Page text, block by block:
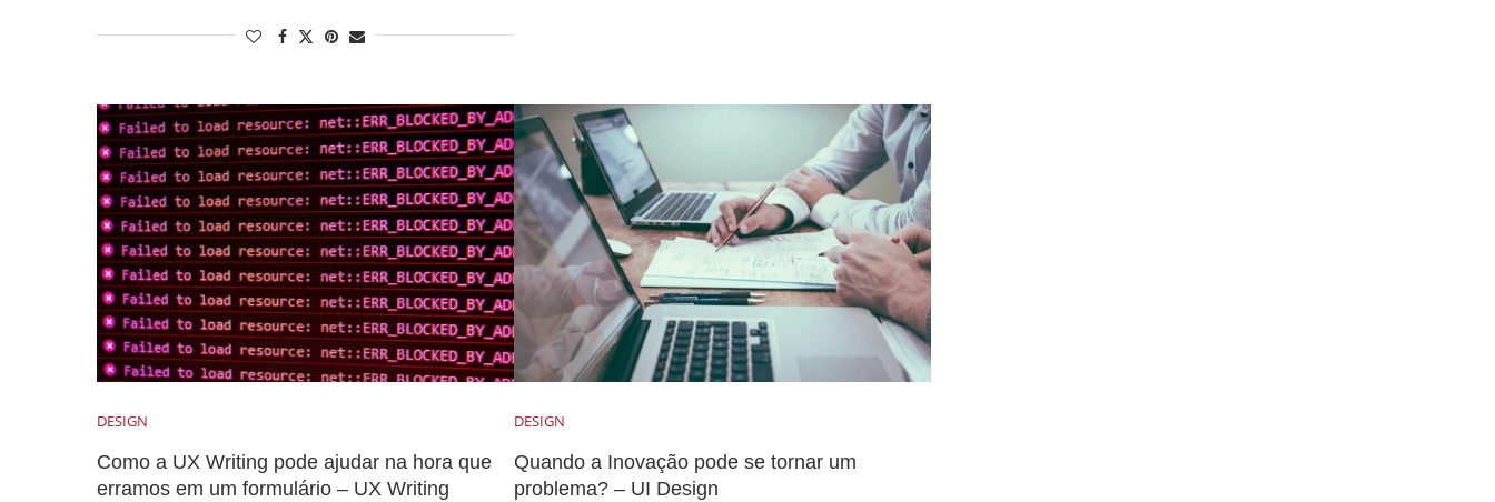
DESIGN
Como a UX Writing pode ajudar na hora que
erramos em um formulário – UX Writing
DESIGN
Quando a Inovação pode se tornar um
problema? – UI Design